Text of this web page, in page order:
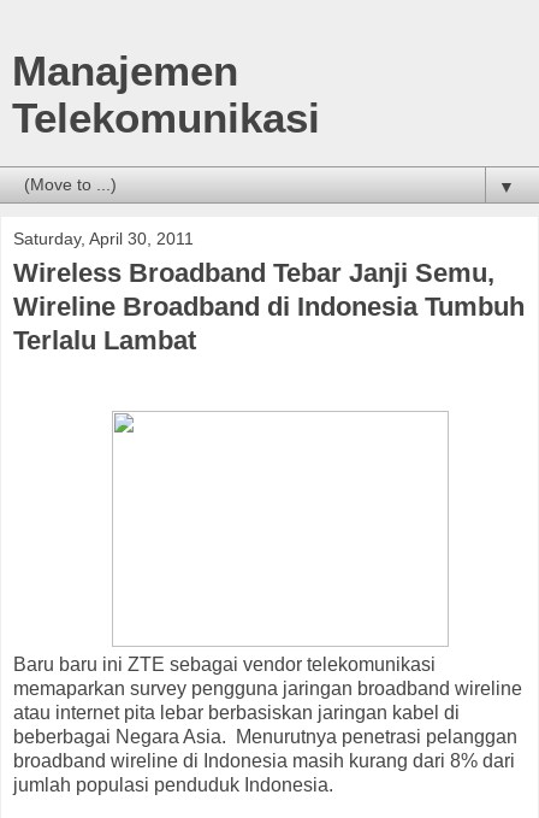
Manajemen
Telekomunikasi
▼
Saturday, April 30, 2011
Wireless Broadband Tebar Janji Semu,
Wireline Broadband di Indonesia Tumbuh
Terlalu Lambat
Baru baru ini ZTE sebagai vendor telekomunikasi
memaparkan survey pengguna jaringan broadband wireline
atau internet pita lebar berbasiskan jaringan kabel di
beberbagai Negara Asia. Menurutnya penetrasi pelanggan
broadband wireline di Indonesia masih kurang dari 8% dari
jumlah populasi penduduk Indonesia.